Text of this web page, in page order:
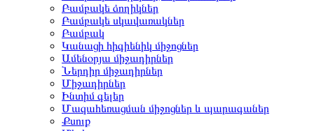
Բամբակե ձողիկներ
Բամբակե սկավառակներ
Բամբակ
Կանացի հիգիենիկ միջոցներ
Ամենօրյա միջադիրներ
Ներդիր միջադիրներ
Միջադիրներ
Ինտիմ գելեր
Մազահեռացման միջոցներ և պարագաներ
Քսուք